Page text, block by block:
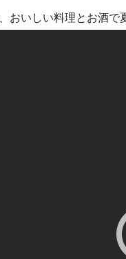
おいしい料理とお酒で